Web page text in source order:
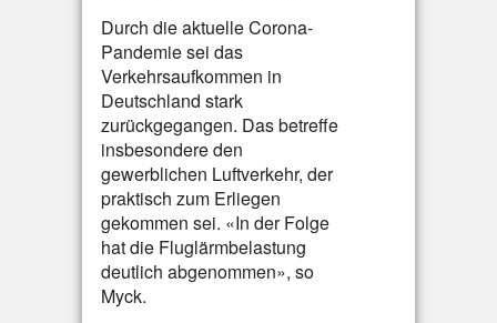
Durch die aktuelle Corona-
Pandemie sei das
Verkehrsaufkommen in
Deutschland stark
zurückgegangen. Das betreffe
insbesondere den
gewerblichen Luftverkehr, der
praktisch zum Erliegen
gekommen sei. «In der Folge
hat die Fluglärmbelastung
deutlich abgenommen», so
Myck.